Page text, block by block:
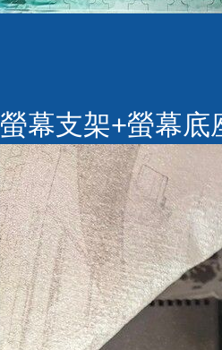
螢幕支架+螢幕底